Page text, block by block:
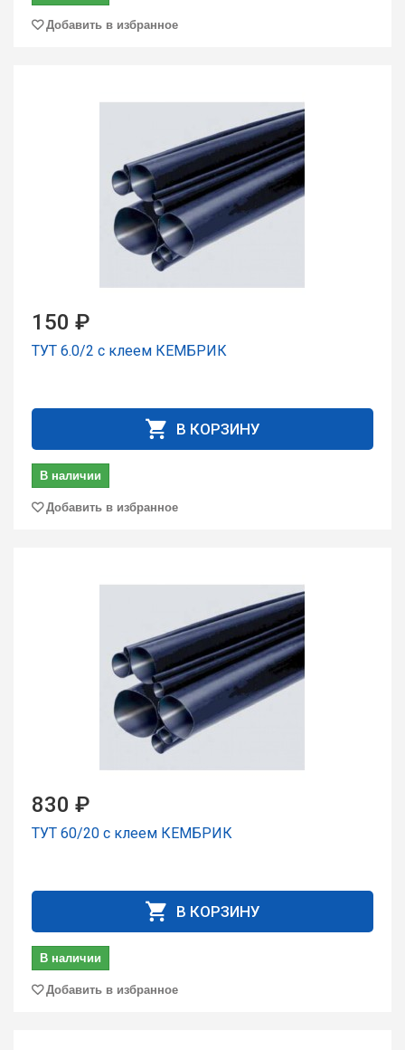
Добавить в избранное
150 ₽
ТУТ 6.0/2 с клеем КЕМБРИК
В КОРЗИНУ
В наличии
Добавить в избранное
830 ₽
ТУТ 60/20 с клеем КЕМБРИК
В КОРЗИНУ
В наличии
Добавить в избранное